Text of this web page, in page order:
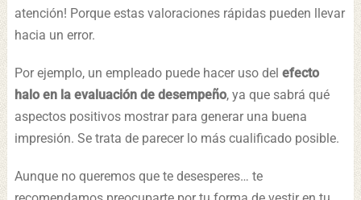
atención! Porque estas valoraciones rápidas pueden llevar
hacia un error.
Por ejemplo, un empleado puede hacer uso del efecto
halo en la evaluación de desempeño, ya que sabrá qué
aspectos positivos mostrar para generar una buena
impresión. Se trata de parecer lo más cualificado posible.
Aunque no queremos que te desesperes… te